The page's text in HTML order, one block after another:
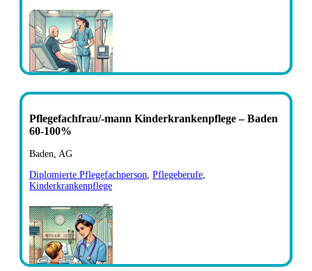
Pflegefachfrau/-mann Kinderkrankenpflege – Baden
60-100%
Baden, AG
Diplomierte Pflegefachperson Pflegeberufe
Kinderkrankenpflege